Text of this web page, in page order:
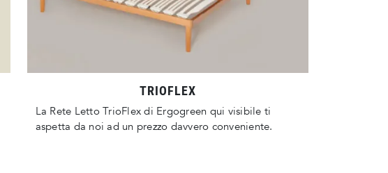
TRIOFLEX
La Rete Letto TrioFlex di Ergogreen qui visibile ti
aspetta da noi ad un prezzo davvero conveniente.